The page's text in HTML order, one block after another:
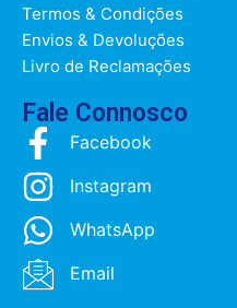
Termos & Condições
Envios & Devoluções
Livro de Reclamações
Fale Connosco
Facebook
Instagram
WhatsApp
Email